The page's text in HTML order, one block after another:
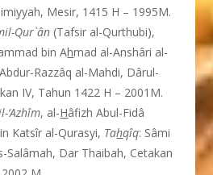
Mesir, 1415 H – 1995M.
Qur`ân (Tafsir al-Qurthubi),
bin Ahmad al-Anshâri al-
Razzâq al-Mahdi, Dârul-
IV, Tahun 1422 H – 2001M.
‘Azhîm, al-Hâfizh Abul-Fidâ
Katsîr al-Qurasyi, Tahqîq: Sâmi
Salâmah, Dar Thaibah, Cetakan